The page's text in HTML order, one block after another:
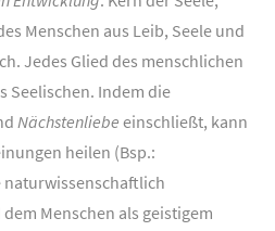
Menschen aus Leib, Seele und
Jedes Glied des menschlichen
Seelischen. Indem die
Nächstenliebe einschließt, kann
heilen (Bsp.:
naturwissenschaftlich
Menschen als geistigem